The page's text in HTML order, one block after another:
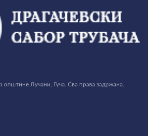
општине Лучани, Гуча. Сва права задржана.